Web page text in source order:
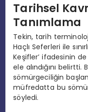
Tarihsel
Tanımlama
Tekin, tarih
Haçlı Seferleri ile
Keşifler’ ifadesinin
ele alındığını
sömürgeciliğin
müfredatta bu
söyledi.